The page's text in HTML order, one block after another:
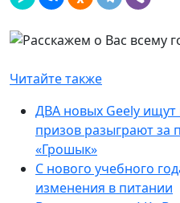
Читайте также
ДВА новых Geely ищут
призов разыграют за
«Грошык»
С нового учебного
изменения в питании